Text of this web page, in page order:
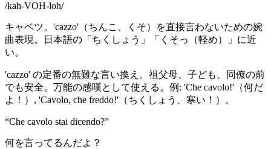
/kah-VOH-loh/
キャベツ。'cazzo'（ちんこ、くそ）を直接言わないための婉
曲表現。日本語の「ちくしょう」「くそっ（軽め）」に近
い。
'cazzo' の定番の無難な言い換え。祖父母、子ども、同僚の前
でも安全。万能の感嘆として使える。例: 'Che cavolo!'（何だ
よ！）, 'Cavolo, che freddo!'（ちくしょう、寒い！）。
“Che cavolo stai dicendo?”
何を言ってるんだよ？